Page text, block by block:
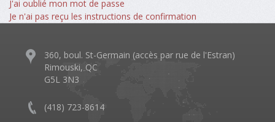
J'ai oublié mon mot de passe
Je n'ai pas reçu les instructions de confirmation
360, boul. St-Germain (accès par rue de l'Estran)
Rimouski, QC
G5L 3N3
(418) 723-8614